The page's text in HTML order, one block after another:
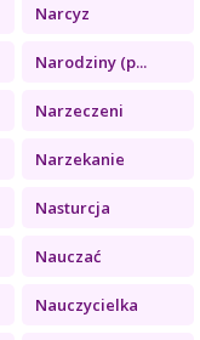
Narcyz
Narodziny (p...
Narzeczeni
Narzekanie
Nasturcja
Nauczać
Nauczycielka